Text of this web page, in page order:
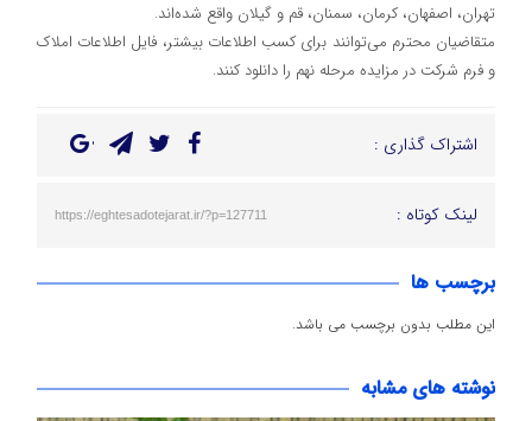
تهران، اصفهان، کرمان، سمنان، قم و گیلان واقع شده‌اند.
متقاضیان محترم می‌توانند برای کسب اطلاعات بیشتر، فایل اطلاعات املاک
و فرم شرکت در مزایده مرحله نهم را دانلود کنند.
اشتراک گذاری :
لینک کوتاه : https://eghtesadotejarat.ir/?p=127711
برچسب ها
این مطلب بدون برچسب می باشد.
نوشته های مشابه